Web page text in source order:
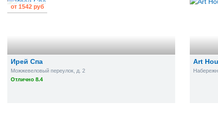
Ирей Спа
Можжевеловый переулок, д. 2
Отлично 8.4
от 1542 руб
Art